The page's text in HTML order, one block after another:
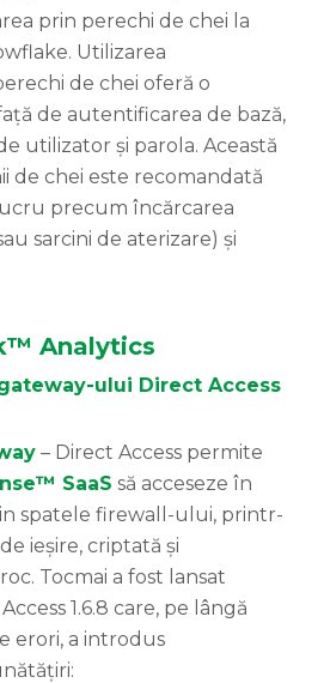
prin perechi de chei la
Utilizarea
de chei oferă o
de autentificarea de bază,
utilizator și parola. Această
de chei este recomandată
precum încărcarea
sarcini de aterizare) și
Analytics
ului Direct Access
– Direct Access permite
SaaS să acceseze în
spatele firewall-ului, printr-
ieșire, criptată și
Tocmai a fost lansat
1.6.8 care, pe lângă
erori, a introdus